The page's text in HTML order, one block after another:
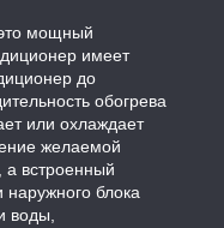
мощный
имеет
до
обогрева
или охлаждает
желаемой
а встроенный
наружного блока
воды,